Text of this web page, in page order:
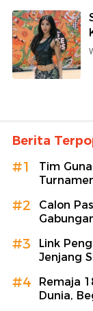
Berita
#1
Tim
#2
Calon
#3
Link
Jenjang
#4
Remaja
Dunia,